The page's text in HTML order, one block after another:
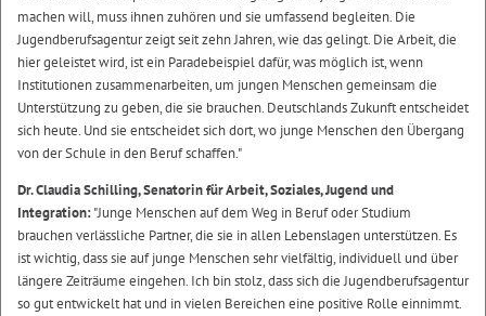
machen will, muss ihnen zuhören und sie umfassend begleiten. Die
Jugendberufsagentur zeigt seit zehn Jahren, wie das gelingt. Die Arbeit, die
hier geleistet wird, ist ein Paradebeispiel dafür, was möglich ist, wenn
Institutionen zusammenarbeiten, um jungen Menschen gemeinsam die
Unterstützung zu geben, die sie brauchen. Deutschlands Zukunft entscheidet
sich heute. Und sie entscheidet sich dort, wo junge Menschen den Übergang
von der Schule in den Beruf schaffen."
Dr. Claudia Schilling, Senatorin für Arbeit, Soziales, Jugend und
Integration:"Junge Menschen auf dem Weg in Beruf oder Studium
brauchen verlässliche Partner, die sie in allen Lebenslagen unterstützen. Es
ist wichtig, dass sie auf junge Menschen sehr vielfältig, individuell und über
längere Zeiträume eingehen. Ich bin stolz, dass sich die Jugendberufsagentur
so gut entwickelt hat und in vielen Bereichen eine positive Rolle einnimmt.